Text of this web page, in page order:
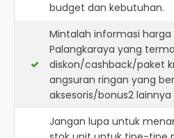
budget dan kebutuhan.
Mintalah informasi
Palangkaraya yang
diskon/cashback/paket
angsuran ringan yang
aksesoris/bonus2 lainnya
Jangan lupa untuk